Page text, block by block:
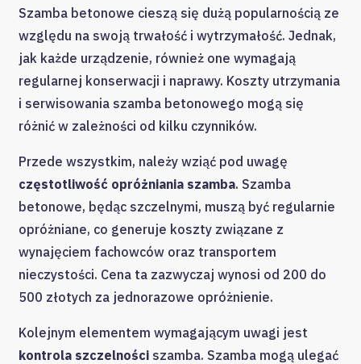
Szamba betonowe cieszą się dużą popularnością ze
względu na swoją trwałość i wytrzymałość. Jednak,
jak każde urządzenie, również one wymagają
regularnej konserwacji i naprawy. Koszty utrzymania
i serwisowania szamba betonowego mogą się
różnić w zależności od kilku czynników.
Przede wszystkim, należy wziąć pod uwagę
częstotliwość opróżniania szamba. Szamba
betonowe, będąc szczelnymi, muszą być regularnie
opróżniane, co generuje koszty związane z
wynajęciem fachowców oraz transportem
nieczystości. Cena ta zazwyczaj wynosi od 200 do
500 złotych za jednorazowe opróżnienie.
Kolejnym elementem wymagającym uwagi jest
kontrola szczelności szamba. Szamba mogą ulegać